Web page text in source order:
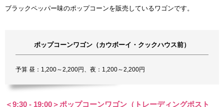
ブラックペッパー味のポップコーンを販売しているワゴンです。
ポップコーンワゴン（カウボーイ・クックハウス前）
予算 昼：1,200～2,200円、夜：1,200～2,200円
＜9:30 - 19:00＞ポップコーンワゴン（トレーディングポスト